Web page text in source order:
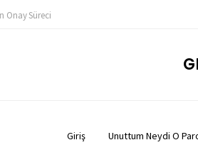
Onay Süreci
Giriş Unuttum Neydi O